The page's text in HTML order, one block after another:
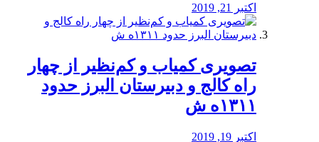
اکتبر 21, 2019
️تصویری کمیاب و کم‌نظیر از چهار
راه كالج و دبيرستان البرز حدود
۱۳۱۱ه ش
اکتبر 19, 2019